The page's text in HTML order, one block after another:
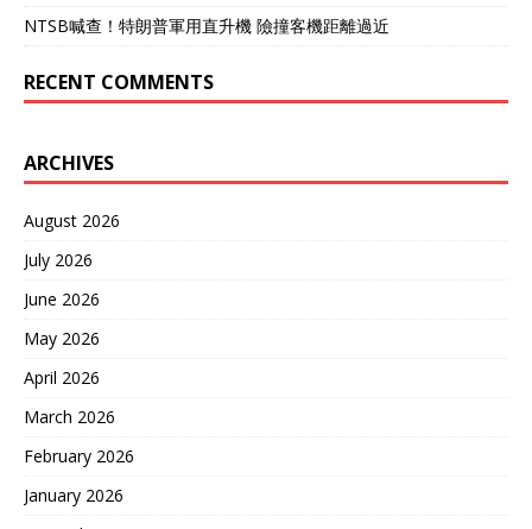
NTSB喊查！特朗普軍用直升機 險撞客機距離過近
RECENT COMMENTS
ARCHIVES
August 2026
July 2026
June 2026
May 2026
April 2026
March 2026
February 2026
January 2026